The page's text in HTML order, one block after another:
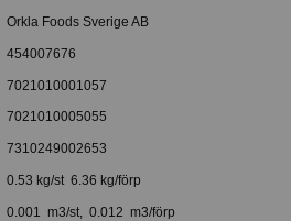
Orkla Foods Sverige AB
454007676
7021010001057
7021010005055
7310249002653
0.53 kg/st 6.36 kg/förp
0.001 m3/st, 0.012 m3/förp